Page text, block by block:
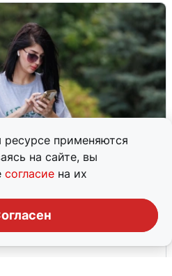
применяются
на сайте, вы
согласие на их
без